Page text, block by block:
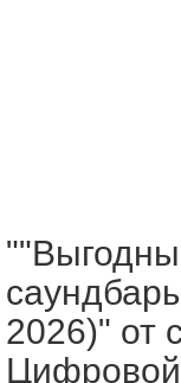
2026)" от
Цифровой